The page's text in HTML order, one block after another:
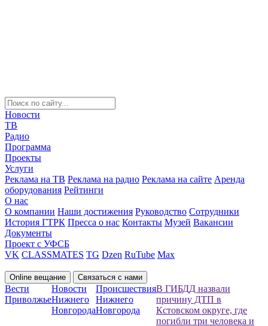
Новости
ТВ
Радио
Программа
Проекты
Услуги
Реклама на ТВ Реклама на радио Реклама на сайте Аренда
оборудования Рейтинги
О нас
О компании Наши достижения Руководство Сотрудники
История ГТРК Пресса о нас Контакты Музей Вакансии
Документы
Проект с УФСБ
VK CLASSMATES TG Dzen RuTube Max
Online вещание Связаться с нами
Вести
Приволжье
Новости
Нижнего
Новгорода
Происшествия
Нижнего
Новгорода
В ГИБДД назвали
причину ДТП в
Кстовском округе, где
погибли три человека и